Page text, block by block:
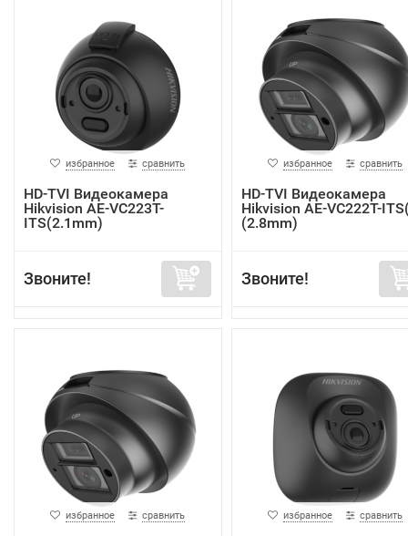
избранное сравнить
HD-TVI Видеокамера
Hikvision AE-VC223T-
ITS(2.1mm)
Звоните!
избранное сравнить
HD-TVI Видеокамера
Hikvision AE-VC222T-
(2.8mm)
Звоните!
избранное сравнить избранное сравнить